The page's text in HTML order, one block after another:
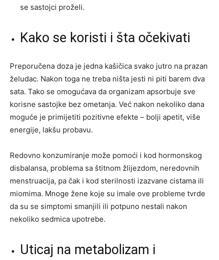
se sastojci proželi.
Kako se koristi i šta očekivati
Preporučena doza je jedna kašičica svako jutro na prazan
želudac. Nakon toga ne treba ništa jesti ni piti barem dva
sata. Tako se omogućava da organizam apsorbuje sve
korisne sastojke bez ometanja. Već nakon nekoliko dana
moguće je primijetiti pozitivne efekte – bolji apetit, više
energije, lakšu probavu.
Redovno konzumiranje može pomoći i kod hormonskog
disbalansa, problema sa štitnom žlijezdom, neredovnih
menstruacija, pa čak i kod sterilnosti izazvane cistama ili
miomima. Mnoge žene koje su imale ove probleme tvrde
da su se simptomi smanjili ili potpuno nestali nakon
nekoliko sedmica upotrebe.
Uticaj na metabolizam i